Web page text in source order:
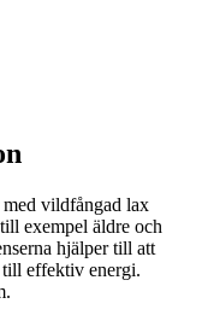
vildfångad lax
exempel äldre och
hjälper till att
effektiv energi.